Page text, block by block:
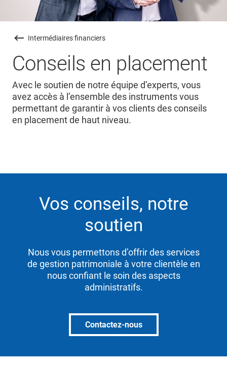
Intermédiaires financiers
Conseils en placement
Avec le soutien de notre équipe d’experts, vous
avez accès à l’ensemble des instruments vous
permettant de garantir à vos clients des conseils
en placement de haut niveau.
Vos conseils, notre
soutien
Nous vous permettons d’offrir des services
de gestion patrimoniale à votre clientèle en
nous confiant le soin des aspects
administratifs.
Contactez-nous